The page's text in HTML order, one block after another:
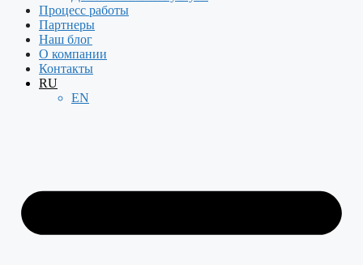
Процесс работы
Партнеры
Наш блог
О компании
Контакты
RU
EN